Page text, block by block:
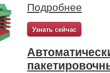
Подробнее
Узнать сейчас